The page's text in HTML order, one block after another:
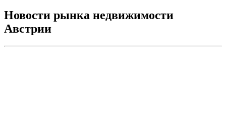
Новости рынка недвижимости
Австрии